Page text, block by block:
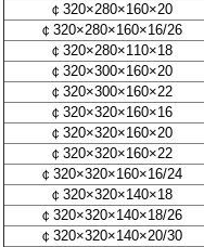
￠320×280×160×20
￠320×280×160×16/26
￠320×280×110×18
￠320×300×160×20
￠320×300×160×22
￠320×320×160×16
￠320×320×160×20
￠320×320×160×22
￠320×320×160×16/24
￠320×320×140×18
￠320×320×140×18/26
￠320×320×140×20/30